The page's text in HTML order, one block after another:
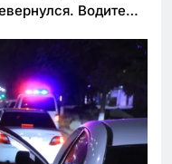
Водитель